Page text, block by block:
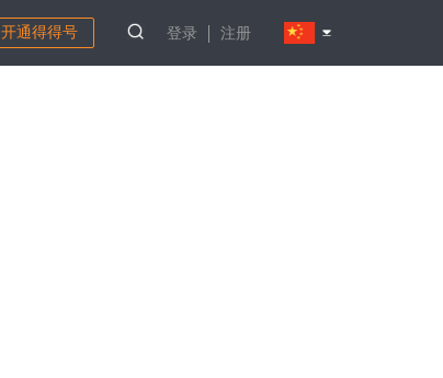
开通得得号 登录 注册